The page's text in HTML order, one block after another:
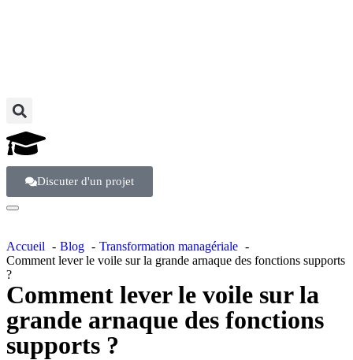
Discuter d'un projet
Accueil Blog
Transformation managériale
Comment lever le voile sur la grande arnaque des fonctions supports
?
Comment lever le voile sur la
grande arnaque des fonctions
supports ?